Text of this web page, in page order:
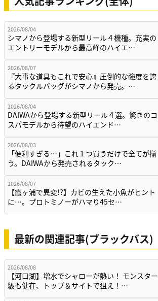
2026/08/04
シマノから登場する新型リール４機種。充実の
エントリーモデルから最高峰のハイエ…
2026/08/07
『大事な道具もこれで安心』圧倒的な強度を誇
るタックルバッグがシマノから発売。…
2026/08/04
DAIWAから登場する新型リール４選。驚きのコ
スパモデルから待望のハイエンド…
2026/08/03
「便利すぎる…」これ１つ買うだけで全てが揃
う。DAIWAから発売されるタック…
2026/08/07
【霞ヶ浦で異変!?】カビの生えた小魚がヒント
に…。プロトミノーがハマり45セ…
最新の関連記事(ブラックバス)
2026/08/08
【河口湖】増水でシャローが熱い！ モンスター
級も健在、トップ＆サイトで狙え！…